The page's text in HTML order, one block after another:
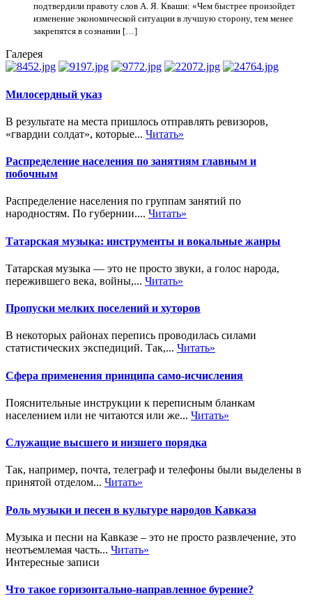
подтвердили правоту слов А. Я. Кваши: «Чем быстрее произойдет
изменение экономической ситуации в лучшую сторону, тем менее
закрепятся в сознании […]
Галерея
Милосердный указ
В результате на места пришлось отправлять ревизоров,
«гвардии солдат», которые... Читать»
Распределение населения по занятиям главным и
побочным
Распределение населения по группам занятий по
народностям. По губернии.... Читать»
Татарская музыка: инструменты и вокальные жанры
Татарская музыка — это не просто звуки, а голос народа,
пережившего века, войны,... Читать»
Пропуски мелких поселений и хуторов
В некоторых районах перепись проводилась силами
статистических экспедиций. Так,... Читать»
Сфера применения принципа само-исчисления
Пояснительные инструкции к переписным бланкам
населением или не читаются или же... Читать»
Служащие высшего и низшего порядка
Так, например, почта, телеграф и телефоны были выделены в
принятой отделом... Читать»
Роль музыки и песен в культуре народов Кавказа
Музыка и песни на Кавказе – это не просто развлечение, это
неотъемлемая часть... Читать»
Интересные записи
Что такое горизонтально-направленное бурение?